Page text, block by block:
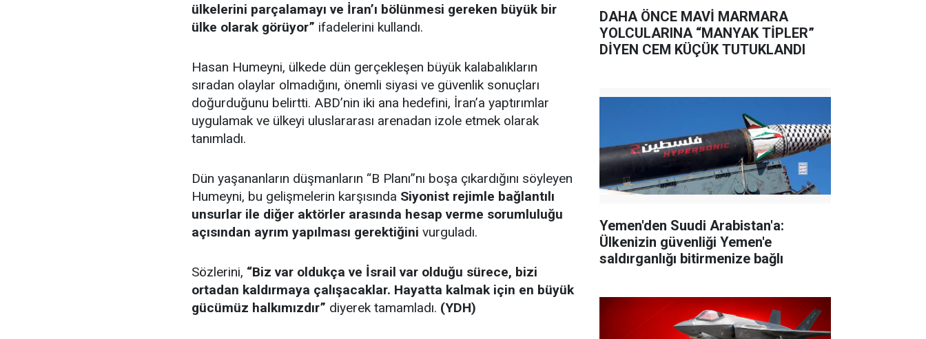
ülkelerini parçalamayı ve İran’ı bölünmesi gereken büyük bir
ülke olarak görüyor” ifadelerini kullandı.
Hasan Humeyni, ülkede dün gerçekleşen büyük kalabalıkların
sıradan olaylar olmadığını, önemli siyasi ve güvenlik sonuçları
doğurduğunu belirtti. ABD’nin iki ana hedefini, İran’a yaptırımlar
uygulamak ve ülkeyi uluslararası arenadan izole etmek olarak
tanımladı.
Dün yaşananların düşmanların “B Planı”nı boşa çıkardığını söyleyen
Humeyni, bu gelişmelerin karşısında Siyonist rejimle bağlantılı
unsurlar ile diğer aktörler arasında hesap verme sorumluluğu
açısından ayrım yapılması gerektiğini vurguladı.
Sözlerini, “Biz var oldukça ve İsrail var olduğu sürece, bizi
ortadan kaldırmaya çalışacaklar. Hayatta kalmak için en büyük
gücümüz halkımızdır” diyerek tamamladı. (YDH)
DAHA ÖNCE MAVİ MARMARA
YOLCULARINA “MANYAK TİPLER”
DİYEN CEM KÜÇÜK TUTUKLANDI
Yemen'den Suudi Arabistan'a:
Ülkenizin güvenliği Yemen'e
saldırganlığı bitirmenize bağlı